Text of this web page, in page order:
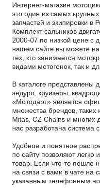
Интернет-магазин
это один из самых
запчастей и экипировки в
Комплект сальников
2000-07 по низкой цене с
нашем сайте вы можете
тех, кто занимается
видами мотогонок, так и
В каталоге представлены
эндуро, круизеры,
«Мотодарт» является
множества брендов, таких
Mitas, CZ Chains и многих
нас разработана система
Удобное и понятное
по сайту позволяют
товар. Если что-то пошло
на связи с вами в чате на
указанным телефонным